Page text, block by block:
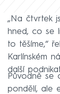
„Na čtvrtek
hned, co se
to těšíme,“
Karlínském
další
Původně se
pondělí, ale